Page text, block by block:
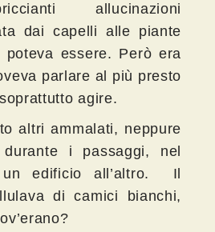
allucinazioni
dai capelli alle piante
essere. Però era
parlare al più presto
agire.
altri ammalati, neppure
i passaggi, nel
edificio all’altro. Il
di camici bianchi,